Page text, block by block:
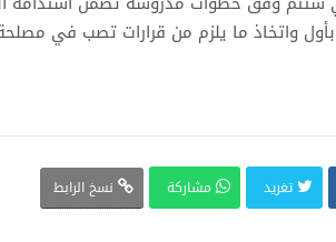
واتخاذ ما يلزم من قرارات تصب في مصلحة
تغريد مشاركة نسخ الرابط